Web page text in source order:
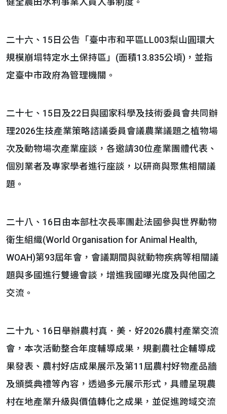
健全農田水利事業人員人事制度。
二十六、15日公告「臺中市和平區LL003梨山圓環大
規模崩塌特定水土保持區」(面積13.835公頃)，並指
定臺中市政府為管理機關。
二十七、15日及22日與國家科學及技術委員會共同辦
理2026生技產業策略諮議委員會議農業議題之植物場
次及動物場次產業座談，各邀請30位產業團體代表、
個別業者及專家學者進行座談，以研商與聚焦相關議
題。
二十八、16日由本部杜次長率團赴法國參與世界動物
衛生組織(World Organisation for Animal Health,
WOAH)第93屆年會，會議期間與就動物疾病等相關議
題與多國進行雙邊會談，增進我國曝光度及與他國之
交流。
二十九、16日舉辦農村真．美．好2026農村產業交流
會，本次活動整合年度輔導成果，規劃農社企輔導成
果發表、農村好店成果展示及第11屆農村好物產品牆
及頒獎典禮等內容，透過多元展示形式，具體呈現農
村在地產業升級與價值轉化之成果，並促進跨域交流